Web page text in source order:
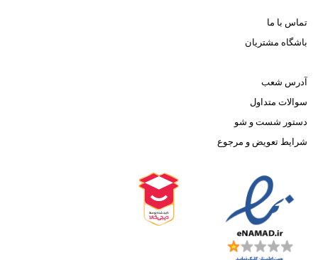
تماس با ما
باشگاه مشتریان
آدرس شعب
سوالات متداول
دستور شست و شو
شرایط تعویض و مرجوع